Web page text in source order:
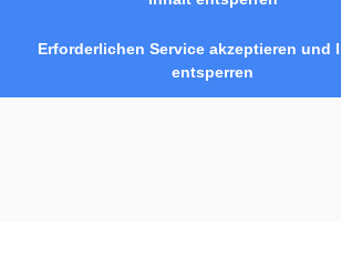
Erforderlichen Service akzeptieren und
entsperren